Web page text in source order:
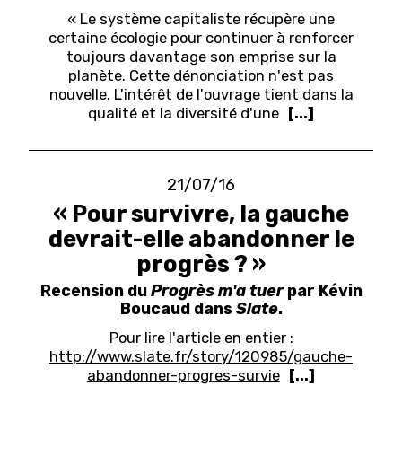
« Le système capitaliste récupère une
certaine écologie pour continuer à renforcer
toujours davantage son emprise sur la
planète. Cette dénonciation n'est pas
nouvelle. L'intérêt de l'ouvrage tient dans la
qualité et la diversité d'une
[...]
21/07/16
« Pour survivre, la gauche
devrait-elle abandonner le
progrès ? »
Recension duProgrès m'a tuerpar Kévin
Boucaud dans Slate.
Pour lire l'article en entier :
http://www.slate.fr/story/120985/gauche-
abandonner-progres-survie
[...]